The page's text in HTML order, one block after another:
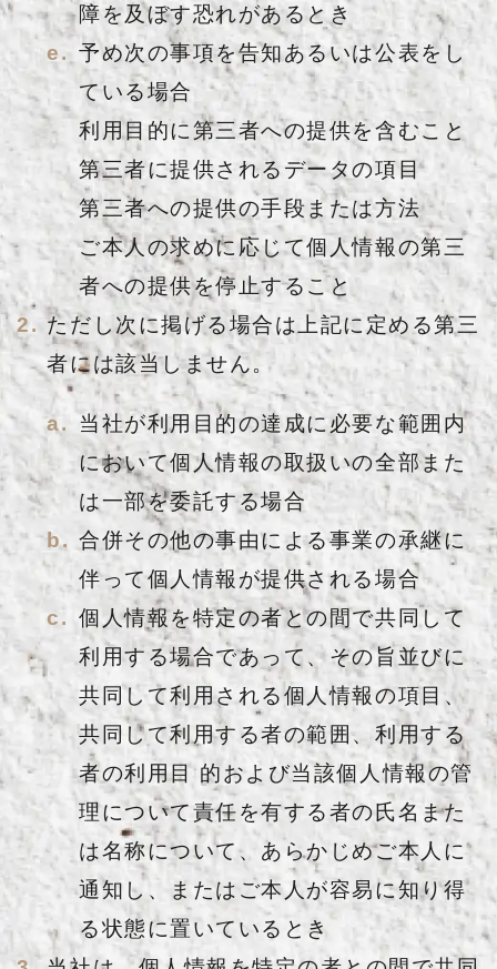
障を及ぼす恐れがあるとき
予め次の事項を告知あるいは公表をし
ている場合
利用目的に第三者への提供を含むこと
第三者に提供されるデータの項目
第三者への提供の手段または方法
ご本人の求めに応じて個人情報の第三
者への提供を停止すること
ただし次に掲げる場合は上記に定める第三
者には該当しません。
当社が利用目的の達成に必要な範囲内
において個人情報の取扱いの全部また
は一部を委託する場合
合併その他の事由による事業の承継に
伴って個人情報が提供される場合
個人情報を特定の者との間で共同して
利用する場合であって、その旨並びに
共同して利用される個人情報の項目、
共同して利用する者の範囲、利用する
者の利用目 的および当該個人情報の管
理について責任を有する者の氏名また
は名称について、あらかじめご本人に
通知し、またはご本人が容易に知り得
る状態に置いているとき